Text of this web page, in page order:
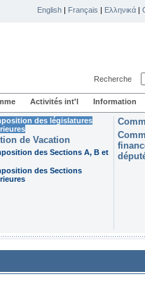
English | Français | Ελληνικά |
Recherche
Activités int'l Information
des législatures
de Vacation
des Sections A, B et
des Sections